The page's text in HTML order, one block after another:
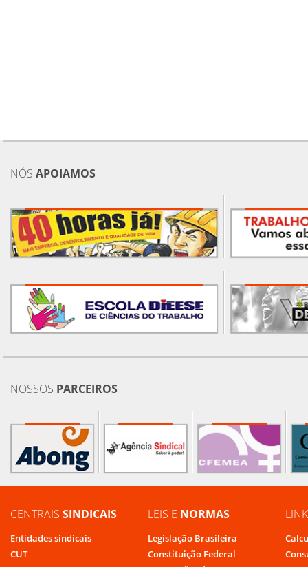
NÓS APOIAMOS
NOSSOS PARCEIROS
CENTRAIS SINDICAIS
Entidades sindicais
CUT
LEIS E NORMAS
Legislação Brasileira
Constituição Federal